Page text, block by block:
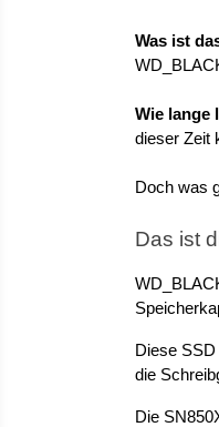
Was ist
Wie lange
dieser Zeit
Doch was
Das ist
Diese
die
Die